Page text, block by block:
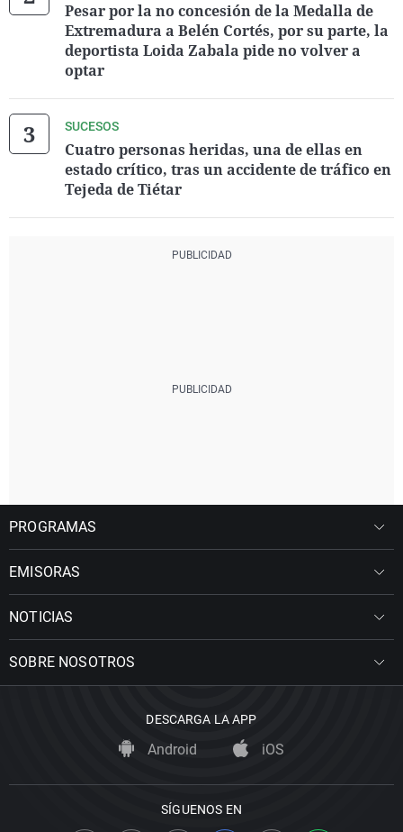
Pesar por la no concesión de la Medalla de
Extremadura a Belén Cortés, por su parte, la
deportista Loida Zabala pide no volver a
optar
SUCESOS
Cuatro personas heridas, una de ellas en
estado crítico, tras un accidente de tráfico en
Tejeda de Tiétar
PROGRAMAS
EMISORAS
NOTICIAS
SOBRE NOSOTROS
DESCARGA LA APP
Android iOS
SÍGUENOS EN